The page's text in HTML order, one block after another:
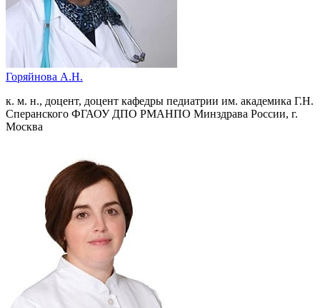
Горяйнова А.Н.
к. м. н., доцент, доцент кафедры педиатрии им. академика Г.Н.
Сперанского ФГАОУ ДПО РМАНПО Минздрава России, г.
Москва